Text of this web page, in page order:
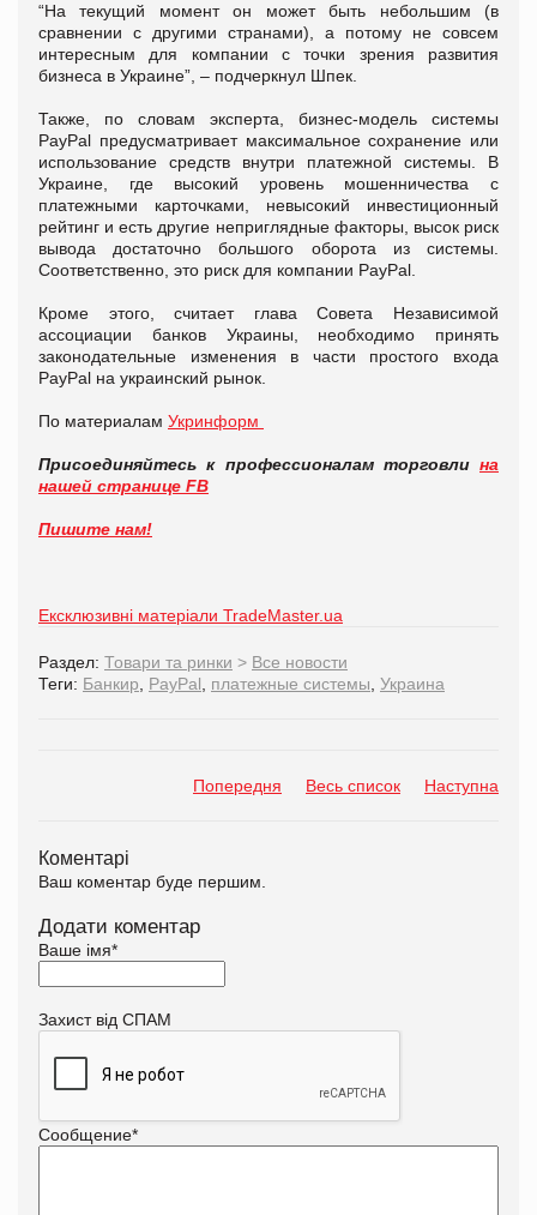
“На текущий момент он может быть небольшим (в
сравнении с другими странами), а потому не совсем
интересным для компании с точки зрения развития
бизнеса в Украине”, – подчеркнул Шпек.
Также, по словам эксперта, бизнес-модель системы
PayPal предусматривает максимальное сохранение или
использование средств внутри платежной системы. В
Украине, где высокий уровень мошенничества с
платежными карточками, невысокий инвестиционный
рейтинг и есть другие неприглядные факторы, высок риск
вывода достаточно большого оборота из системы.
Соответственно, это риск для компании PayPal.
Кроме этого, считает глава Совета Независимой
ассоциации банков Украины, необходимо принять
законодательные изменения в части простого входа
PayPal на украинский рынок.
По материалам Укринформ
Присоединяйтесь к профессионалам торговли на
нашей странице FB
Пишите нам!
Ексклюзивні матеріали TradeMaster.ua
Раздел: Товари та ринки > Все новости
Теги: Банкир, PayPal, платежные системы, Украина
Попередня Весь список Наступна
Коментарі
Ваш коментар буде першим.
Додати коментар
Ваше імя*
Захист від СПАМ
Сообщение*